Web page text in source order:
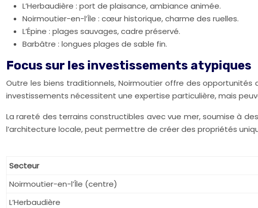
L’Herbaudière : port de plaisance, ambiance animée.
Noirmoutier-en-l’Île : cœur historique, charme des ruelles.
L’Épine : plages sauvages, cadre préservé.
Barbâtre : longues plages de sable fin.
Focus sur les investissements atypiques
Outre les biens traditionnels, Noirmoutier offre des
investissements nécessitent une expertise particulière, mais
La rareté des terrains constructibles avec vue mer, soumise à
l’architecture locale, peut permettre de créer des propriétés
Secteur
Noirmoutier-en-l’Île (centre)
L’Herbaudière